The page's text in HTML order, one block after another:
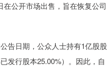
在公开市场出售，旨在恢复公司
日期，公众人士持有1亿股股
发行股本25.00%）。因此，自